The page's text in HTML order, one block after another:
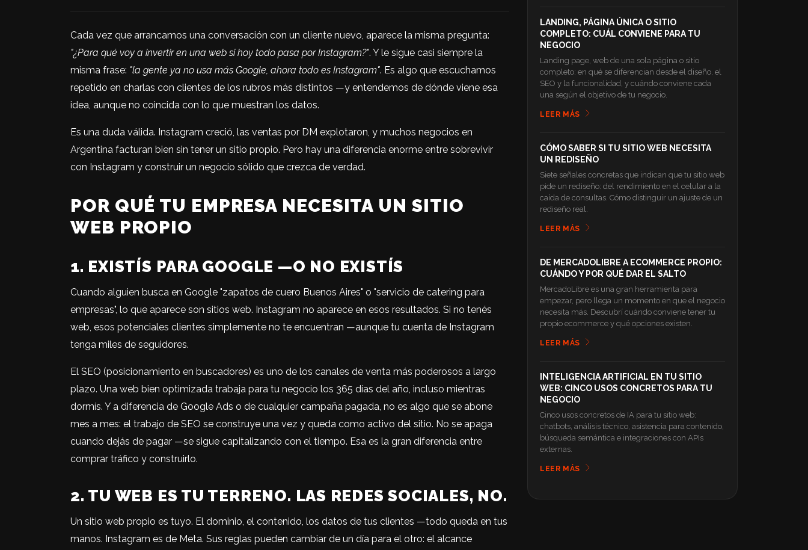
Cada vez que arrancamos una conversación con un cliente nuevo, aparece la misma pregunta:
"¿Para qué voy a invertir en una web si hoy todo pasa por Instagram?". Y le sigue casi siempre la
misma frase: "la gente ya no usa más Google, ahora todo es Instagram". Es algo que escuchamos
repetido en charlas con clientes de los rubros más distintos —y entendemos de dónde viene esa
idea, aunque no coincida con lo que muestran los datos.
Es una duda válida. Instagram creció, las ventas por DM explotaron, y muchos negocios en
Argentina facturan bien sin tener un sitio propio. Pero hay una diferencia enorme entre sobrevivir
con Instagram y construir un negocio sólido que crezca de verdad.
POR QUÉ TU EMPRESA NECESITA UN SITIO
WEB PROPIO
1. EXISTÍS PARA GOOGLE —O NO EXISTÍS
Cuando alguien busca en Google "zapatos de cuero Buenos Aires" o "servicio de catering para
empresas", lo que aparece son sitios web. Instagram no aparece en esos resultados. Si no tenés
web, esos potenciales clientes simplemente no te encuentran —aunque tu cuenta de Instagram
tenga miles de seguidores.
El SEO (posicionamiento en buscadores) es uno de los canales de venta más poderosos a largo
plazo. Una web bien optimizada trabaja para tu negocio los 365 días del año, incluso mientras
dormís. Y a diferencia de Google Ads o de cualquier campaña pagada, no es algo que se abone
mes a mes: el trabajo de SEO se construye una vez y queda como activo del sitio. No se apaga
cuando dejás de pagar —se sigue capitalizando con el tiempo. Esa es la gran diferencia entre
comprar tráfico y construirlo.
2. TU WEB ES TU TERRENO. LAS REDES SOCIALES, NO.
Un sitio web propio es tuyo. El dominio, el contenido, los datos de tus clientes —todo queda en tus
manos. Instagram es de Meta. Sus reglas pueden cambiar de un día para el otro: el alcance
LANDING, PÁGINA ÚNICA O SITIO
COMPLETO: CUÁL CONVIENE PARA TU
NEGOCIO
Landing page, web de una sola página o sitio
completo: en qué se diferencian desde el diseño, el
SEO y la funcionalidad, y cuándo conviene cada
una según el objetivo de tu negocio.
LEER MÁS
CÓMO SABER SI TU SITIO WEB NECESITA
UN REDISEÑO
Siete señales concretas que indican que tu sitio web
pide un rediseño: del rendimiento en el celular a la
caída de consultas. Cómo distinguir un ajuste de un
rediseño real.
LEER MÁS
DE MERCADOLIBRE A ECOMMERCE PROPIO:
CUÁNDO Y POR QUÉ DAR EL SALTO
MercadoLibre es una gran herramienta para
empezar, pero llega un momento en que el negocio
necesita más. Descubrí cuándo conviene tener tu
propio ecommerce y qué opciones existen.
LEER MÁS
INTELIGENCIA ARTIFICIAL EN TU SITIO
WEB: CINCO USOS CONCRETOS PARA TU
NEGOCIO
Cinco usos concretos de IA para tu sitio web:
chatbots, análisis técnico, asistencia para contenido,
búsqueda semántica e integraciones con APIs
externas.
LEER MÁS